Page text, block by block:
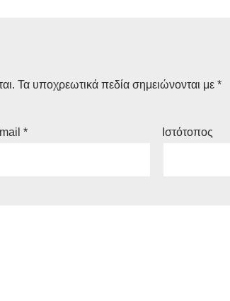
Τα υποχρεωτικά πεδία σημειώνονται με *
* Ιστότοπος